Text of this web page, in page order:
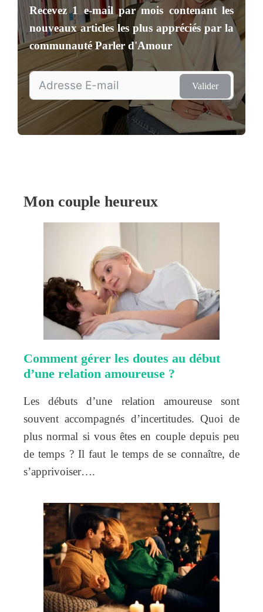
Recevez1 e-mail par mois contenant les
nouveaux articles les plus appréciés par la
communautéParler d'Amour
Valider
Mon couple heureux
Comment gérer les doutes au début
d’une relation amoureuse ?
Les débuts d’une relation amoureuse sont
souvent accompagnés d’incertitudes. Quoi de
plus normal si vous êtes en couple depuis peu
de temps ? Il faut le temps de se connaître, de
s’apprivoiser….